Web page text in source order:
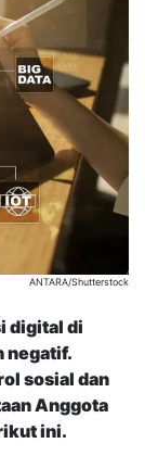
ANTARA/Shutterstock
digital di
negatif.
sosial dan
Anggota
ini.